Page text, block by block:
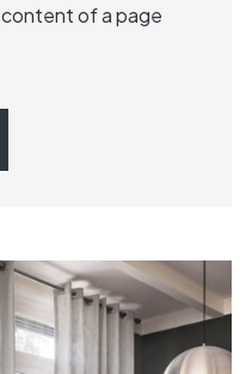
of a page